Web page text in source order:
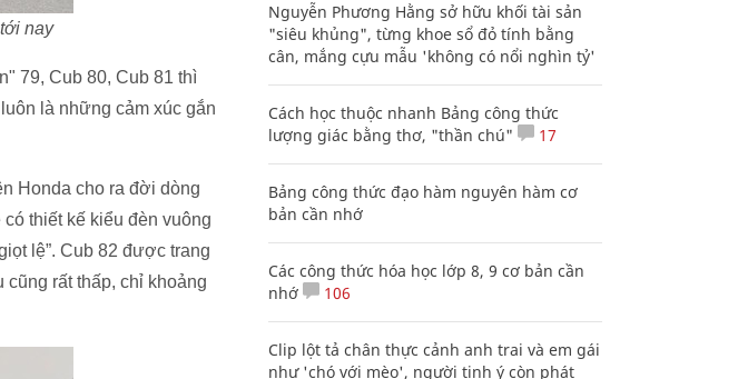
nay
79, Cub 80, Cub 81 thì
là những cảm xúc gắn
Honda cho ra đời dòng
thiết kế kiểu đèn vuông
lệ”. Cub 82 được trang
rất thấp, chỉ khoảng
Nguyễn Phương Hằng sở hữu khối tài sản
"siêu khủng", từng khoe sổ đỏ tính bằng
cân, mắng cựu mẫu 'không có nổi nghìn tỷ'
Cách học thuộc nhanh Bảng công thức
lượng giác bằng thơ, "thần chú"
17
Bảng công thức đạo hàm nguyên hàm cơ
bản cần nhớ
Các công thức hóa học lớp 8, 9 cơ bản cần
nhớ
106
Clip lột tả chân thực cảnh anh trai và em gái
như 'chó với mèo', người tinh ý còn phát